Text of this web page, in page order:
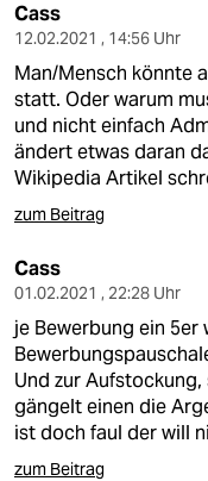
Cass
12.02.2021 , 14:56 Uhr
Man/Mensch könnte
statt. Oder warum
und nicht einfach
ändert etwas daran
Wikipedia Artikel
zum Beitrag
Cass
01.02.2021 , 22:28 Uhr
je Bewerbung ein
Und zur
gängelt einen die
ist doch faul der will
zum Beitrag